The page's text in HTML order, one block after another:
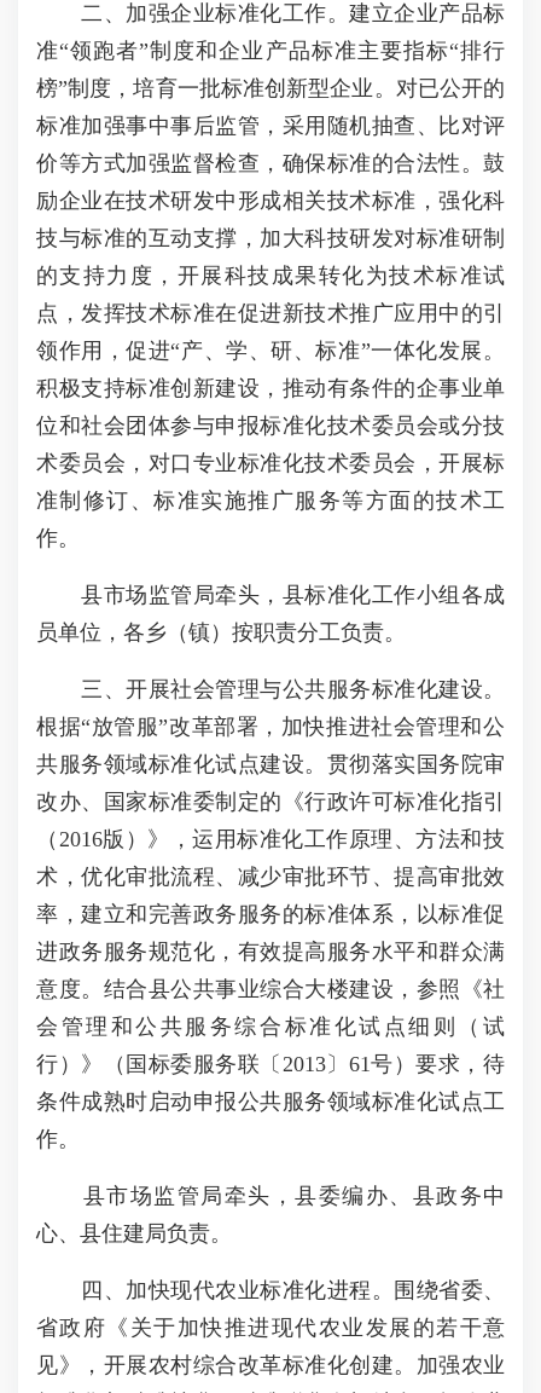
二、加强企业标准化工作。建立企业产品标
准“领跑者”制度和企业产品标准主要指标“排行
榜”制度，培育一批标准创新型企业。对已公开的
标准加强事中事后监管，采用随机抽查、比对评
价等方式加强监督检查，确保标准的合法性。鼓
励企业在技术研发中形成相关技术标准，强化科
技与标准的互动支撑，加大科技研发对标准研制
的支持力度，开展科技成果转化为技术标准试
点，发挥技术标准在促进新技术推广应用中的引
领作用，促进“产、学、研、标准”一体化发展。
积极支持标准创新建设，推动有条件的企事业单
位和社会团体参与申报标准化技术委员会或分技
术委员会，对口专业标准化技术委员会，开展标
准制修订、标准实施推广服务等方面的技术工
作。
县市场监管局牵头，县标准化工作小组各成
员单位，各乡（镇）按职责分工负责。
三、开展社会管理与公共服务标准化建设。
根据“放管服”改革部署，加快推进社会管理和公
共服务领域标准化试点建设。贯彻落实国务院审
改办、国家标准委制定的《行政许可标准化指引
（2016版）》，运用标准化工作原理、方法和技
术，优化审批流程、减少审批环节、提高审批效
率，建立和完善政务服务的标准体系，以标准促
进政务服务规范化，有效提高服务水平和群众满
意度。结合县公共事业综合大楼建设，参照《社
会管理和公共服务综合标准化试点细则（试
行）》（国标委服务联〔2013〕61号）要求，待
条件成熟时启动申报公共服务领域标准化试点工
作。
县市场监管局牵头，县委编办、县政务中
心、县住建局负责。
四、加快现代农业标准化进程。围绕省委、
省政府《关于加快推进现代农业发展的若干意
见》，开展农村综合改革标准化创建。加强农业